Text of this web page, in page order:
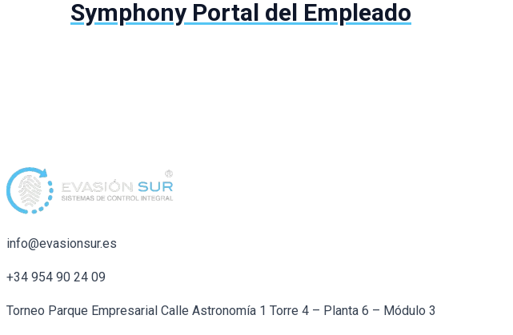
Symphony Portal del Empleado
info@evasionsur.es
+34 954 90 24 09
Torneo Parque Empresarial Calle Astronomía 1 Torre 4 – Planta 6 – Módulo 3